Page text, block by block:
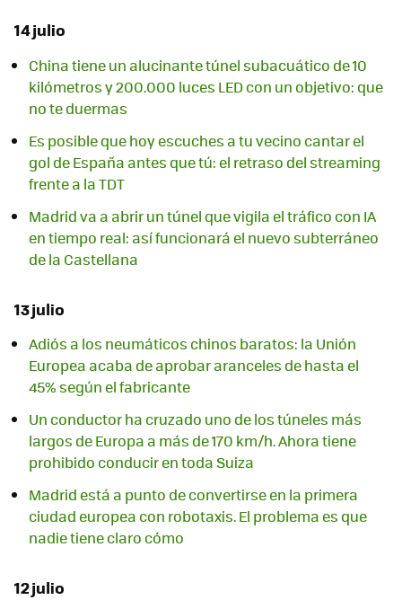
14 julio
China tiene un alucinante túnel subacuático de 10
kilómetros y 200.000 luces LED con un objetivo: que
no te duermas
Es posible que hoy escuches a tu vecino cantar el
gol de España antes que tú: el retraso del streaming
frente a la TDT
Madrid va a abrir un túnel que vigila el tráfico con IA
en tiempo real: así funcionará el nuevo subterráneo
de la Castellana
13 julio
Adiós a los neumáticos chinos baratos: la Unión
Europea acaba de aprobar aranceles de hasta el
45% según el fabricante
Un conductor ha cruzado uno de los túneles más
largos de Europa a más de 170 km/h. Ahora tiene
prohibido conducir en toda Suiza
Madrid está a punto de convertirse en la primera
ciudad europea con robotaxis. El problema es que
nadie tiene claro cómo
12 julio